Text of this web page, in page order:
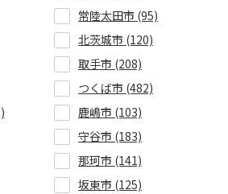
常陸太田市 (95)
北茨城市 (120)
取手市 (208)
つくば市 (482)
鹿嶋市 (103)
守谷市 (183)
那珂市 (141)
坂東市 (125)